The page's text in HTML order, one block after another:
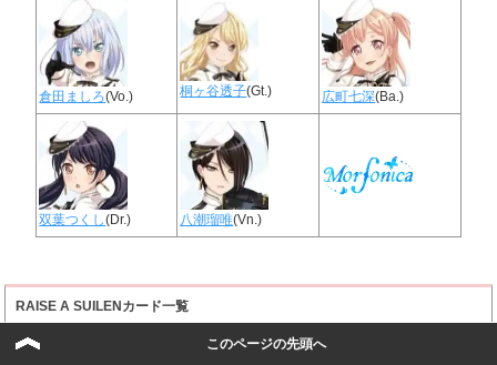
倉田ましろ(Vo.) 桐ヶ谷透子(Gt.) 広町七深(Ba.)
双葉つくし(Dr.) 八潮瑠唯(Vn.)
RAISE A SUILENカード一覧
RAISE A SUILENメンバー一覧
このページの先頭へ